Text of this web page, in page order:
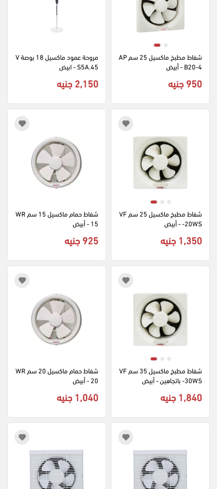
شفاط مطبخ ماكسيل 25 سم AP
B20-4 - أبيض
950 جنيه
مروحة عمود ماكسيل 18 بوصة V
S5A.45 - ابيض
2,150 جنيه
شفاط مطبخ ماكسيل 25 سم VF
-20WS - أبيض
1,350 جنيه
شفاط حمام ماكسيل 15 سم WR
15 - أبيض
925 جنيه
شفاط مطبخ ماكسيل 35 سم VF
-30WS باتجاهين - أبيض
1,840 جنيه
شفاط حمام ماكسيل 20 سم WR
20 - أبيض
1,040 جنيه